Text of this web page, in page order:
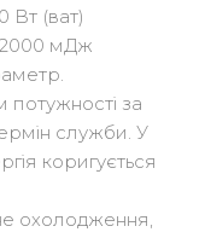
Вт (ват)
2000 мДж
за
служби. У
коригується
охолодження,